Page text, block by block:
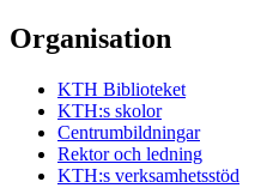
Organisation
KTH Biblioteket
KTH:s skolor
Centrumbildningar
Rektor och ledning
KTH:s verksamhetsstöd